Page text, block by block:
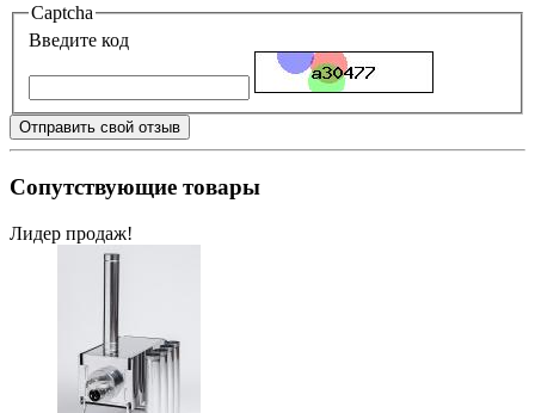
Captcha
Введите код
Отправить свой отзыв
Сопутствующие товары
Лидер продаж!